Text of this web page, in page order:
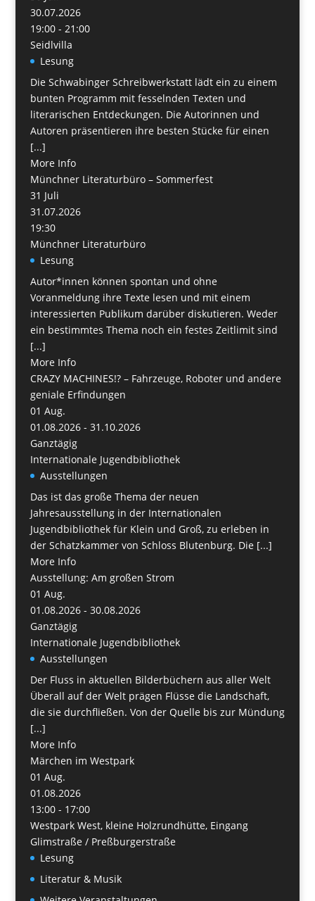
30.07.2026
19:00 - 21:00
Seidlvilla
Lesung
Die Schwabinger Schreibwerkstatt lädt ein zu einem
bunten Programm mit fesselnden Texten und
literarischen Entdeckungen. Die Autorinnen und
Autoren präsentieren ihre besten Stücke für einen
[...]
More Info
Münchner Literaturbüro – Sommerfest
31 Juli
31.07.2026
19:30
Münchner Literaturbüro
Lesung
Autor*innen können spontan und ohne
Voranmeldung ihre Texte lesen und mit einem
interessierten Publikum darüber diskutieren. Weder
ein bestimmtes Thema noch ein festes Zeitlimit sind
[...]
More Info
CRAZY MACHINES!? – Fahrzeuge, Roboter und andere
geniale Erfindungen
01 Aug.
01.08.2026 - 31.10.2026
Ganztägig
Internationale Jugendbibliothek
Ausstellungen
Das ist das große Thema der neuen
Jahresausstellung in der Internationalen
Jugendbibliothek für Klein und Groß, zu erleben in
der Schatzkammer von Schloss Blutenburg. Die [...]
More Info
Ausstellung: Am großen Strom
01 Aug.
01.08.2026 - 30.08.2026
Ganztägig
Internationale Jugendbibliothek
Ausstellungen
Der Fluss in aktuellen Bilderbüchern aus aller Welt
Überall auf der Welt prägen Flüsse die Landschaft,
die sie durchfließen. Von der Quelle bis zur Mündung
[...]
More Info
Märchen im Westpark
01 Aug.
01.08.2026
13:00 - 17:00
Westpark West, kleine Holzrundhütte, Eingang
Glimstraße / Preßburgerstraße
Lesung
Literatur & Musik